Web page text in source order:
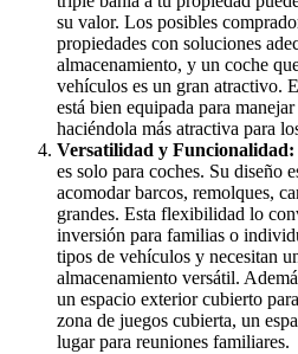
su valor. Los posibles
propiedades con soluciones
almacenamiento, y un coche
vehículos es un gran atractivo.
está bien equipada para
haciéndola más atractiva para
Versatilidad y Funcionalidad:
es solo para coches. Su diseño
acomodar barcos, remolques,
grandes. Esta flexibilidad lo
inversión para familias o
tipos de vehículos y necesitan
almacenamiento versátil.
un espacio exterior cubierto
zona de juegos cubierta, un
lugar para reuniones familiares.